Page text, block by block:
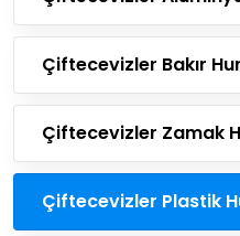
Çiftecevizler Bakır
Çiftecevizler Zamak
Çiftecevizler Plastik